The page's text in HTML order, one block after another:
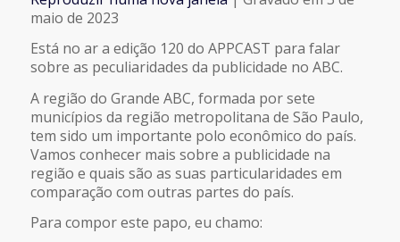
FEED RSS
COMPARTILHAR
LINK
INCORPORAR
maio de 2023
Está no ar a edição 120 do APPCAST para falar
sobre as peculiaridades da publicidade no ABC.
A região do Grande ABC, formada por sete
municípios da região metropolitana de São Paulo,
tem sido um importante polo econômico do país.
Vamos conhecer mais sobre a publicidade na
região e quais são as suas particularidades em
comparação com outras partes do país.
Para compor este papo, eu chamo: